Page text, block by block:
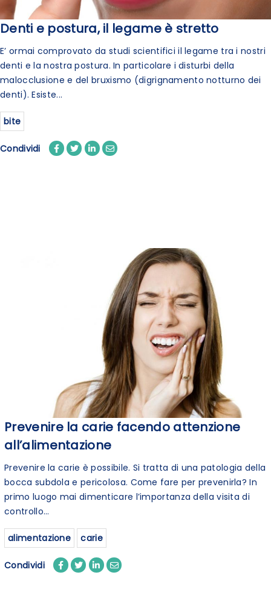
Denti e postura, il legame è stretto
E’ ormai comprovato da studi scientifici il legame tra i nostri
denti e la nostra postura. In particolare i disturbi della
malocclusione e del bruxismo (digrignamento notturno dei
denti). Esiste...
bite
Condividi
Prevenire la carie facendo attenzione
all’alimentazione
Prevenire la carie è possibile. Si tratta di una patologia della
bocca subdola e pericolosa. Come fare per prevenirla? In
primo luogo mai dimenticare l’importanza della visita di
controllo...
alimentazione carie
Condividi